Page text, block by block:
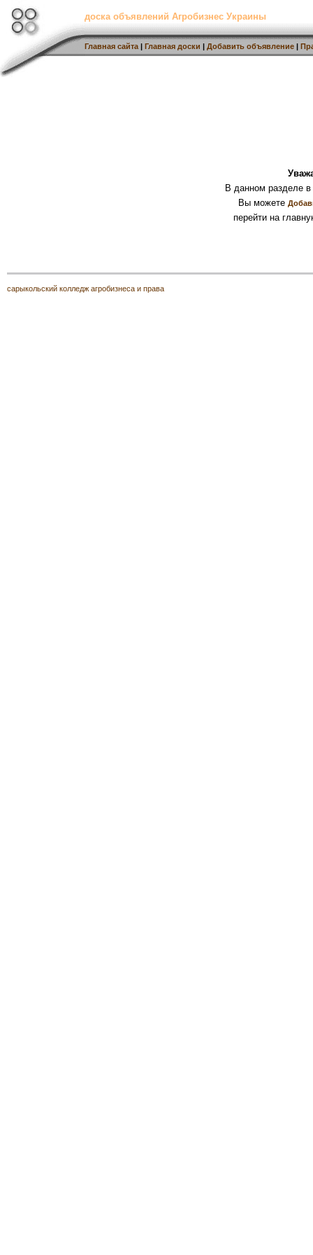
доска объявлений Агробизнес Украины
Главная сайта | Главная доски | Добавить объявление |
В данном разделе
Вы можете
перейти на
сарыкольский колледж агробизнеса и права